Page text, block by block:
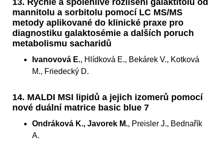
mannitolu a sorbitolu pomocí LC MS/MS
metody aplikované do klinické praxe pro
diagnostiku galaktosémie a dalších poruch
metabolismu sacharidů
Ivanovová E., Hlídková E., Bekárek V., Kotková
M., Friedecký D.
14. MALDI MSI lipidů a jejich izomerů pomocí
nové duální matrice basic blue 7
Ondráková K., Javorek M., Preisler J., Bednařík
A.